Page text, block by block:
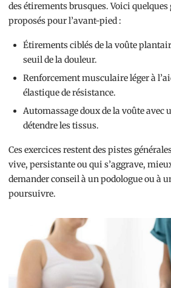
des étirements brusques. Voici
proposés pour l’avant-pied :
Étirements ciblés de la voûte
seuil de la douleur.
Renforcement musculaire léger à
élastique de résistance.
Automassage doux de la voûte avec
détendre les tissus.
Ces exercices restent des pistes
vive, persistante ou qui s’aggrave,
demander conseil à un podologue ou à
poursuivre.